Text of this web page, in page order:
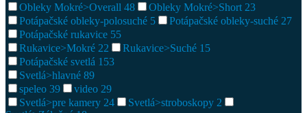
Obleky Mokré>Overall 48 Obleky Mokré>Short 23
Potápačské obleky-polosuché 5 Potápačské obleky-suché 27
Potápačské rukavice 55
Rukavice>Mokré 22 Rukavice>Suché 15
Potápačské svetlá 153
Svetlá>hlavné 89
speleo 39 video 29
Svetlá>pre kamery 24 Svetlá>stroboskopy 2